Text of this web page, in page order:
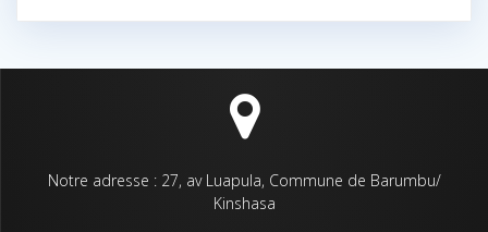
Notre adresse : 27, av Luapula, Commune de Barumbu/
Kinshasa